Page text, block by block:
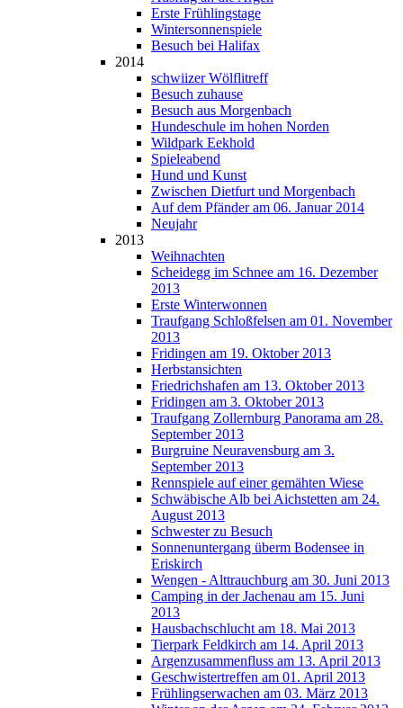
Erste Frühlingstage
Wintersonnenspiele
Besuch bei Halifax
2014
schwiizer Wölflitreff
Besuch zuhause
Besuch aus Morgenbach
Hundeschule im hohen Norden
Wildpark Eekhold
Spieleabend
Hund und Kunst
Zwischen Dietfurt und Morgenbach
Auf dem Pfänder am 06. Januar 2014
Neujahr
2013
Weihnachten
Scheidegg im Schnee am 16. Dezember
2013
Erste Winterwonnen
Traufgang Schloßfelsen am 01. November
2013
Fridingen am 19. Oktober 2013
Herbstansichten
Friedrichshafen am 13. Oktober 2013
Fridingen am 3. Oktober 2013
Traufgang Zollernburg Panorama am 28.
September 2013
Burgruine Neuravensburg am 3.
September 2013
Rennspiele auf einer gemähten Wiese
Schwäbische Alb bei Aichstetten am 24.
August 2013
Schwester zu Besuch
Sonnenuntergang überm Bodensee in
Eriskirch
Wengen - Alttrauchburg am 30. Juni 2013
Camping in der Jachenau am 15. Juni
2013
Hausbachschlucht am 18. Mai 2013
Tierpark Feldkirch am 14. April 2013
Argenzusammenfluss am 13. April 2013
Geschwistertreffen am 01. April 2013
Frühlingserwachen am 03. März 2013